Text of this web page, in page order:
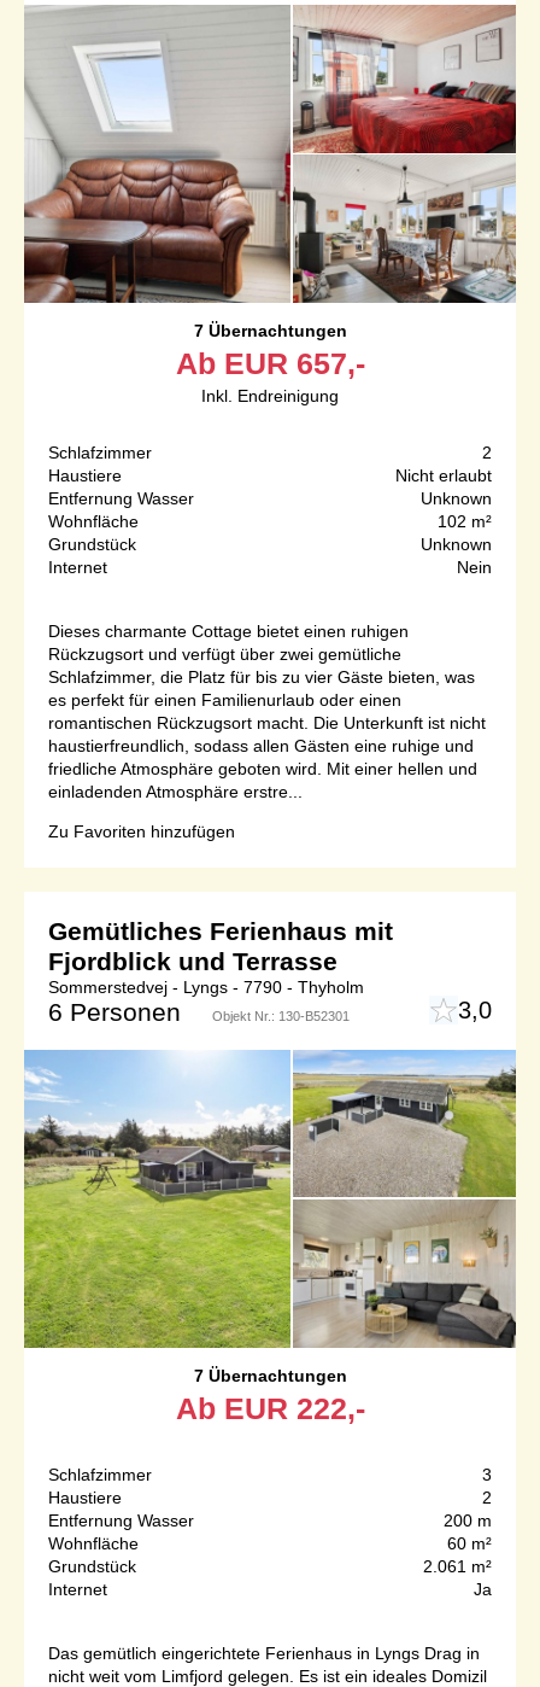
7 Übernachtungen
Ab EUR 657,-
Inkl. Endreinigung
Schlafzimmer
2
Haustiere
Nicht erlaubt
Entfernung Wasser
Unknown
Wohnfläche
102 m²
Grundstück
Unknown
Internet
Nein
Dieses charmante Cottage bietet einen ruhigen
Rückzugsort und verfügt über zwei gemütliche
Schlafzimmer, die Platz für bis zu vier Gäste bieten, was
es perfekt für einen Familienurlaub oder einen
romantischen Rückzugsort macht. Die Unterkunft ist nicht
haustierfreundlich, sodass allen Gästen eine ruhige und
friedliche Atmosphäre geboten wird. Mit einer hellen und
einladenden Atmosphäre erstre...
Zu Favoriten hinzufügen
Gemütliches Ferienhaus mit
Fjordblick und Terrasse
Sommerstedvej - Lyngs - 7790 - Thyholm
6 Personen Objekt Nr.: 130-B52301 3,0
7 Übernachtungen
Ab EUR 222,-
Schlafzimmer
3
Haustiere
2
Entfernung Wasser
200 m
Wohnfläche
60 m²
Grundstück
2.061 m²
Internet
Ja
Das gemütlich eingerichtete Ferienhaus in Lyngs Drag in
nicht weit vom Limfjord gelegen. Es ist ein ideales Domizil